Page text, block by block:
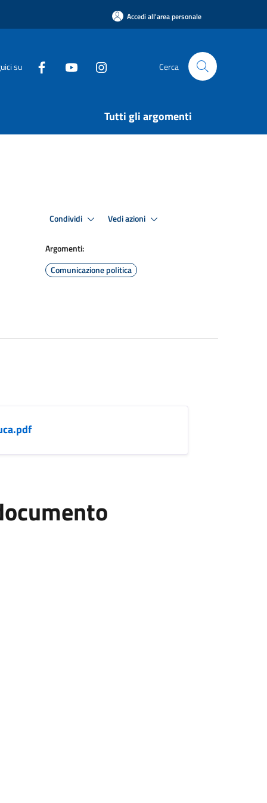
Accedi all'area personale
su Cerca
Tutti gli argomenti
Condividi Vedi azioni
Argomenti:
Comunicazione politica